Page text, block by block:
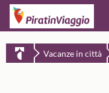
Vacanze in città